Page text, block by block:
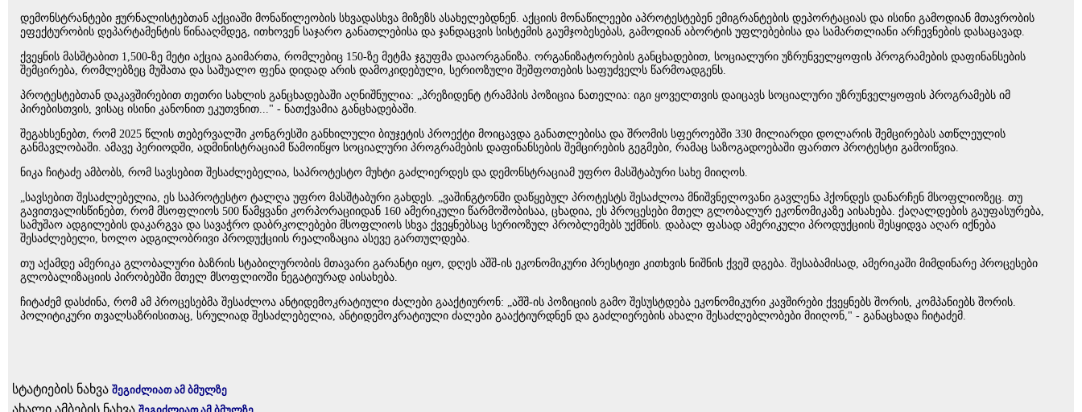
დემონსტრანტები ჟურნალისტებთან აქციაში მონაწილეობის სხვადასხვა მიზეზს ასახელებდნენ. აქციის მონაწილეები აპროტესტებენ ემიგრანტების დეპორტაციას და ისინი გამოდიან მთავრობის
ეფექტურობის დეპარტამენტის წინააღმდეგ, ითხოვენ საჯარო განათლებისა და ჯანდაცვის სისტემის გაუმჯობესებას, გამოდიან აბორტის უფლებებისა და სამართლიანი არჩევნების დასაცავად.
ქვეყნის მასშტაბით 1,500-ზე მეტი აქცია გაიმართა, რომლებიც 150-ზე მეტმა ჯგუფმა დააორგანიზა. ორგანიზატორების განცხადებით, სოციალური უზრუნველყოფის პროგრამების დაფინანსების
შემცირება, რომლებზეც მუშათა და საშუალო ფენა დიდად არის დამოკიდებული, სერიოზული შეშფოთების საფუძველს წარმოადგენს.
პროტესტებთან დაკავშირებით თეთრი სახლის განცხადებაში აღნიშნულია: „პრეზიდენტ ტრამპის პოზიცია ნათელია: იგი ყოველთვის დაიცავს სოციალური უზრუნველყოფის პროგრამებს იმ
პირებისთვის, ვისაც ისინი კანონით ეკუთვნით..." - ნათქვამია განცხადებაში.
შეგახსენებთ, რომ 2025 წლის თებერვალში კონგრესში განხილული ბიუჯეტის პროექტი მოიცავდა განათლებისა და შრომის სფეროებში 330 მილიარდი დოლარის შემცირებას ათწლეულის
განმავლობაში. ამავე პერიოდში, ადმინისტრაციამ წამოიწყო სოციალური პროგრამების დაფინანსების შემცირების გეგმები, რამაც საზოგადოებაში ფართო პროტესტი გამოიწვია.
ნიკა ჩიტაძე ამბობს, რომ სავსებით შესაძლებელია, საპროტესტო მუხტი გაძლიერდეს და დემონსტრაციამ უფრო მასშტაბური სახე მიიღოს.
„სავსებით შესაძლებელია, ეს საპროტესტო ტალღა უფრო მასშტაბური გახდეს. „ვაშინგტონში დაწყებულ პროტესტს შესაძლოა მნიშვნელოვანი გავლენა ჰქონდეს დანარჩენ მსოფლიოზეც. თუ
გავითვალისწინებთ, რომ მსოფლიოს 500 წამყვანი კორპორაციიდან 160 ამერიკული წარმოშობისაა, ცხადია, ეს პროცესები მთელ გლობალურ ეკონომიკაზე აისახება. ქაღალდების გაუფასურება,
სამუშაო ადგილების დაკარგვა და სავაჭრო დაბრკოლებები მსოფლიოს სხვა ქვეყნებსაც სერიოზულ პრობლემებს უქმნის. დაბალ ფასად ამერიკული პროდუქციის შესყიდვა აღარ იქნება
შესაძლებელი, ხოლო ადგილობრივი პროდუქციის რეალიზაცია ასევე გართულდება.
თუ აქამდე ამერიკა გლობალური ბაზრის სტაბილურობის მთავარი გარანტი იყო, დღეს აშშ-ის ეკონომიკური პრესტიჟი კითხვის ნიშნის ქვეშ დგება. შესაბამისად, ამერიკაში მიმდინარე პროცესები
გლობალიზაციის პირობებში მთელ მსოფლიოში ნეგატიურად აისახება.
ჩიტაძემ დასძინა, რომ ამ პროცესებმა შესაძლოა ანტიდემოკრატიული ძალები გააქტიურონ: „აშშ-ის პოზიციის გამო შესუსტდება ეკონომიკური კავშირები ქვეყნებს შორის, კომპანიებს შორის.
პოლიტიკური თვალსაზრისითაც, სრულიად შესაძლებელია, ანტიდემოკრატიული ძალები გააქტიურდნენ და გაძლიერების ახალი შესაძლებლობები მიიღონ," - განაცხადა ჩიტაძემ.
სტატიების ნახვა შეგიძლიათ ამ ბმულზე
ახალი ამბების ნახვა